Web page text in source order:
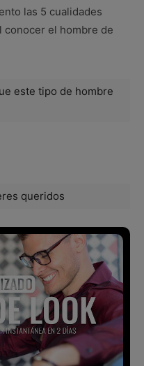
las 5 cualidades
conocer el hombre de
este tipo de hombre
queridos